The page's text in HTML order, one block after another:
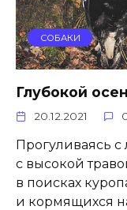
СОБАКИ
Глубокой
20.12.2021
Прогуливаясь с
с высокой
в поисках
и кормящихся